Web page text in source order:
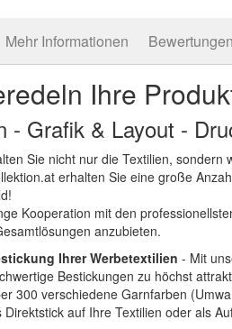
Mehr Informationen Bewertungen
Ihre
- Grafik & Layout -
Sie nicht nur die Textilien,
erhalten Sie eine große
Kooperation mit den
anzubieten.
Ihrer Werbetextilien - Mit
Bestickungen zu höchst
300 verschiedene Garnfarben
Direktstick auf Ihre Textilien oder als